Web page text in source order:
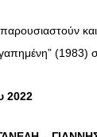
(1983)
2022